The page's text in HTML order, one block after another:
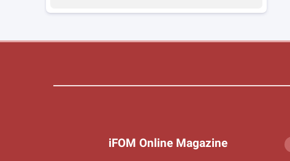
iFOM Online Magazine